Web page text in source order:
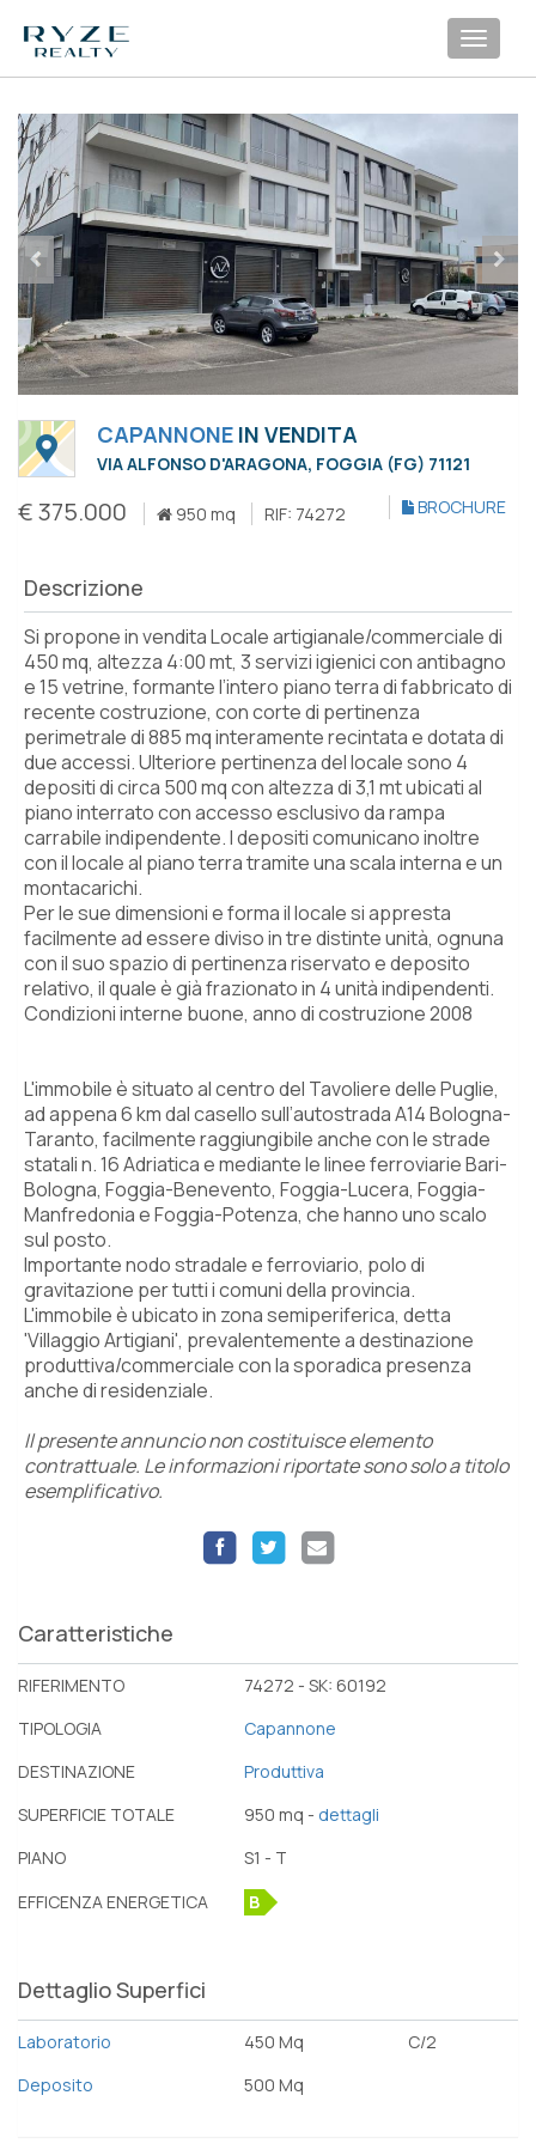
CAPANNONE IN VENDITA
VIA ALFONSO D'ARAGONA, FOGGIA (FG) 71121
€ 375.000 950 mq RIF: 74272 BROCHURE
Descrizione
Si propone in vendita Locale artigianale/commerciale di
450 mq, altezza 4:00 mt, 3 servizi igienici con antibagno
e 15 vetrine, formante l’intero piano terra di fabbricato di
recente costruzione, con corte di pertinenza
perimetrale di 885 mq interamente recintata e dotata di
due accessi. Ulteriore pertinenza del locale sono 4
depositi di circa 500 mq con altezza di 3,1 mt ubicati al
piano interrato con accesso esclusivo da rampa
carrabile indipendente. I depositi comunicano inoltre
con il locale al piano terra tramite una scala interna e un
montacarichi.
Per le sue dimensioni e forma il locale si appresta
facilmente ad essere diviso in tre distinte unità, ognuna
con il suo spazio di pertinenza riservato e deposito
relativo, il quale è già frazionato in 4 unità indipendenti.
Condizioni interne buone, anno di costruzione 2008
L'immobile è situato al centro del Tavoliere delle Puglie,
ad appena 6 km dal casello sull’autostrada A14 Bologna-
Taranto, facilmente raggiungibile anche con le strade
statali n. 16 Adriatica e mediante le linee ferroviarie Bari-
Bologna, Foggia-Benevento, Foggia-Lucera, Foggia-
Manfredonia e Foggia-Potenza, che hanno uno scalo
sul posto.
Importante nodo stradale e ferroviario, polo di
gravitazione per tutti i comuni della provincia.
L'immobile è ubicato in zona semiperiferica, detta
'Villaggio Artigiani', prevalentemente a destinazione
produttiva/commerciale con la sporadica presenza
anche di residenziale.
Il presente annuncio non costituisce elemento
contrattuale. Le informazioni riportate sono solo a titolo
esemplificativo.
Caratteristiche
RIFERIMENTO
74272 - SK: 60192
TIPOLOGIA
Capannone
DESTINAZIONE
Produttiva
SUPERFICIE TOTALE
950 mq - dettagli
PIANO
S1 - T
EFFICENZA ENERGETICA
B
Dettaglio Superfici
Laboratorio 450 Mq
C/2
Deposito
500 Mq